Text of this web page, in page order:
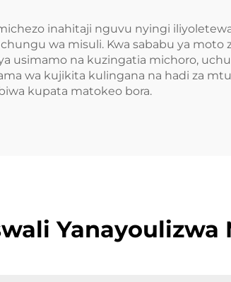
inahitaji nguvu nyingi
wa misuli. Kwa sababu ya moto
usimamo na kuzingatia michoro,
wa kujikita kulingana na hadi za
kupata matokeo bora.
Yanayoulizwa